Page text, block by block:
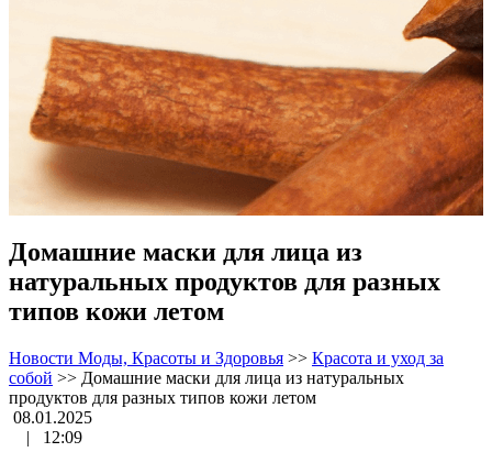
Домашние маски для лица из
натуральных продуктов для разных
типов кожи летом
Новости Моды, Красоты и Здоровья >> Красота и уход за
собой >> Домашние маски для лица из натуральных
продуктов для разных типов кожи летом
08.01.2025
|
12:09